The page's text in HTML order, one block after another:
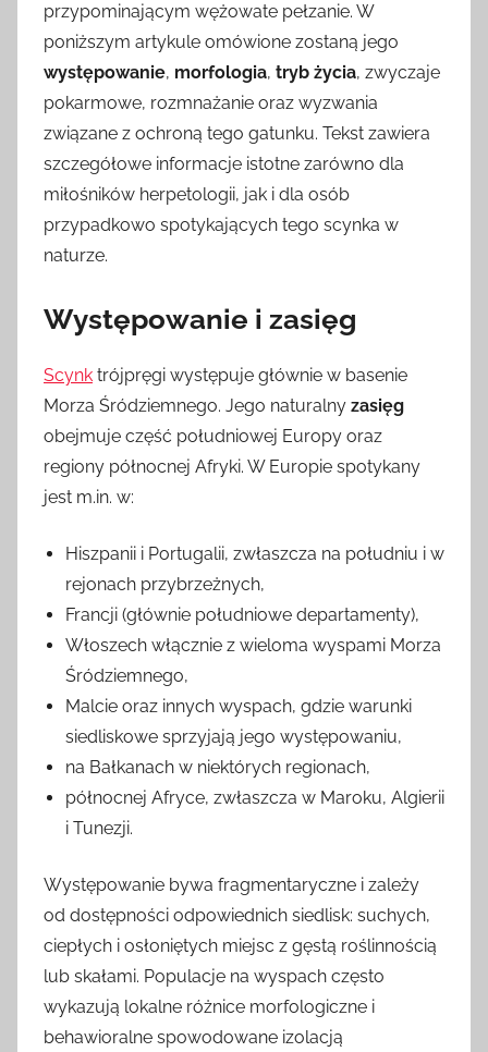
przypominającym wężowate pełzanie. W
poniższym artykule omówione zostaną jego
występowanie, morfologia, tryb życia, zwyczaje
pokarmowe, rozmnażanie oraz wyzwania
związane z ochroną tego gatunku. Tekst zawiera
szczegółowe informacje istotne zarówno dla
miłośników herpetologii, jak i dla osób
przypadkowo spotykających tego scynka w
naturze.
Występowanie i zasięg
Scynk trójpręgi występuje głównie w basenie
Morza Śródziemnego. Jego naturalny zasięg
obejmuje część południowej Europy oraz
regiony północnej Afryki. W Europie spotykany
jest m.in. w:
Hiszpanii i Portugalii, zwłaszcza na południu i w
rejonach przybrzeżnych,
Francji (głównie południowe departamenty),
Włoszech włącznie z wieloma wyspami Morza
Śródziemnego,
Malcie oraz innych wyspach, gdzie warunki
siedliskowe sprzyjają jego występowaniu,
na Bałkanach w niektórych regionach,
północnej Afryce, zwłaszcza w Maroku, Algierii
i Tunezji.
Występowanie bywa fragmentaryczne i zależy
od dostępności odpowiednich siedlisk: suchych,
ciepłych i osłoniętych miejsc z gęstą roślinnością
lub skałami. Populacje na wyspach często
wykazują lokalne różnice morfologiczne i
behawioralne spowodowane izolacją